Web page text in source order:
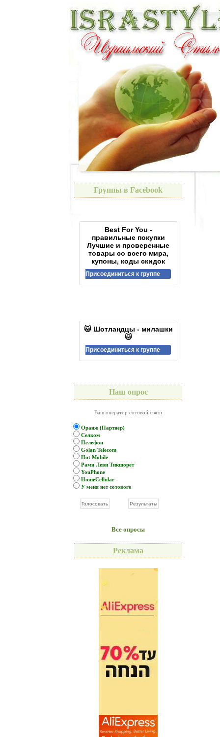
Группы в Facebook
Best For You -
правильные покупки
Лучшие и проверенные
товары со всего мира,
купоны, коды скидок
Присоединиться к группе
🐱 Шотландцы - милашки
🐱
Присоединиться к группе
Наш опрос
Ваш оператор сотовой связи
Оранж (Партнер)
Селком
Пелефон
Golan Telecom
Hot Mobile
Рами Леви Тикшорет
YouPhone
HomeCellular
У меня нет сотового
Все опросы
Реклама